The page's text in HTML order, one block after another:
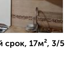
срок, 17м², 3/5